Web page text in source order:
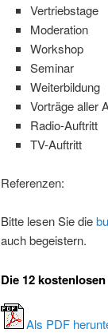
Vertriebstage
Moderation
Workshop
Seminar
Weiterbildung
Vorträge aller
Radio-Auftritt
TV-Auftritt
Referenzen:
Bitte lesen Sie die
auch begeistern.
Die 12
Als PDF